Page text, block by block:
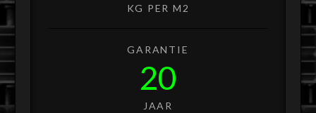
KG PER M2
GARANTIE
20
JAAR